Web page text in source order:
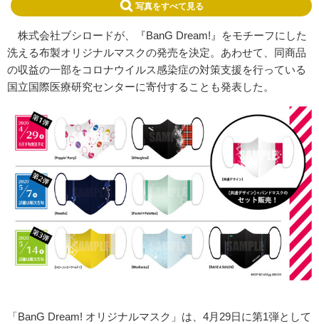
写真をすべて見る
株式会社ブシロードが、『BanG Dream!』をモチーフにした
洗える布製オリジナルマスクの発売を決定。あわせて、同商品
の収益の一部をコロナウイルス感染症の対策支援を行っている
国立国際医療研究センターに寄付することも発表した。
「BanG Dream! オリジナルマスク」は、4月29日に第1弾として